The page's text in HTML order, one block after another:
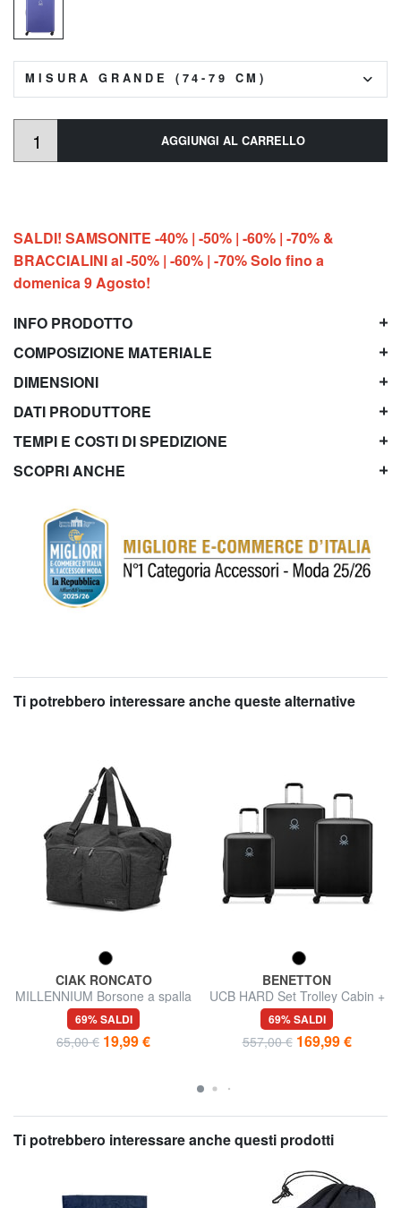
MISURA GRANDE (74-79 CM)
AGGIUNGI AL CARRELLO
SALDI! SAMSONITE -40% | -50% | -60% | -70% &
BRACCIALINI al -50% | -60% | -70% Solo fino a
domenica 9 Agosto!
INFO PRODOTTO
COMPOSIZIONE MATERIALE
DIMENSIONI
DATI PRODUTTORE
TEMPI E COSTI DI SPEDIZIONE
SCOPRI ANCHE
Ti potrebbero interessare anche queste alternative
CIAK RONCATO
MILLENNIUM Borsone a spalla
69% SALDI
65,00 € 19,99 €
BENETTON
UCB HARD Set Trolley Cabin +
Medio + Grande
69% SALDI
557,00 € 169,99 €
Ti potrebbero interessare anche questi prodotti